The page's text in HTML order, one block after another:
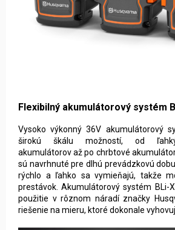
Flexibilný akumulátorový systém
Vysoko výkonný 36V akumulátorový
širokú škálu možností, od
akumulátorov až po chrbtové
sú navrhnuté pre dlhú prevádzkovú
rýchlo a ľahko sa vymieňajú, takže
prestávok. Akumulátorový systém BLi-
použitie v rôznom náradí značky
riešenie na mieru, ktoré dokonale